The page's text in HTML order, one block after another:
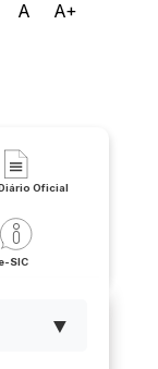
A A+
de
Oficial
SIC
▼